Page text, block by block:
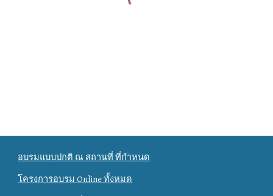
อบรมแบบปกติ ณ สถานที่ ที่กำหนด
โครงการอบรม Online ทั้งหมด